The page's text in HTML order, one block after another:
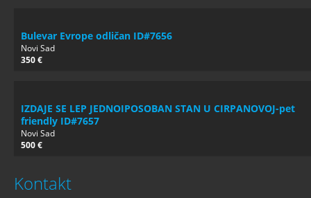
Bulevar Evrope odličan ID#7656
Novi Sad
350 €
IZDAJE SE LEP JEDNOIPOSOBAN STAN U CIRPANOVOJ-pet
friendly ID#7657
Novi Sad
500 €
Kontakt